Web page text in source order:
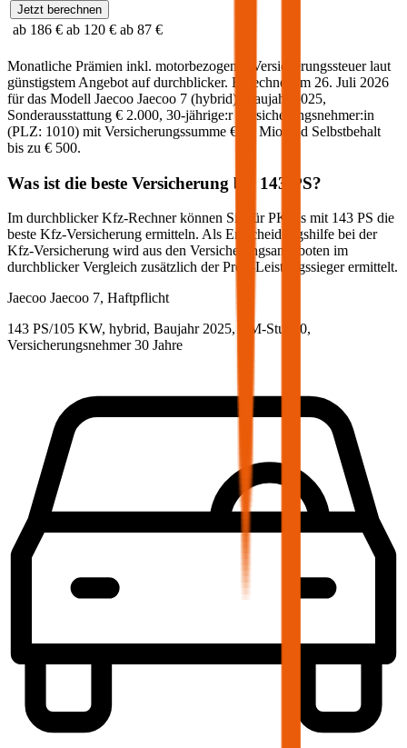
Jetzt berechnen
ab 186 € ab 120 € ab 87 €
Monatliche Prämien inkl. motorbezogener Versicherungssteuer laut
günstigstem Angebot auf durchblicker. Berechnet am 26. Juli 2026
für das Modell Jaecoo Jaecoo 7 (hybrid) , Baujahr 2025,
Sonderausstattung € 2.000, 30-jährige:rVersicherungsnehmer:in
(PLZ: 1010) mit Versicherungssumme € 20 Mio und Selbstbehalt
bis zu € 500.
Was ist die beste Versicherung bei 143 PS?
Im durchblicker Kfz-Rechner können Sie für PKWs mit 143 PS die
beste Kfz-Versicherung ermitteln. Als Entscheidungshilfe bei der
Kfz-Versicherung wird aus den Versicherungsangeboten im
durchblicker Vergleich zusätzlich der Preis-Leistungssieger ermittelt.
Jaecoo Jaecoo 7, Haftpflicht
143 PS/105 KW, hybrid, Baujahr 2025, BM-Stufe 0,
Versicherungsnehmer 30 Jahre